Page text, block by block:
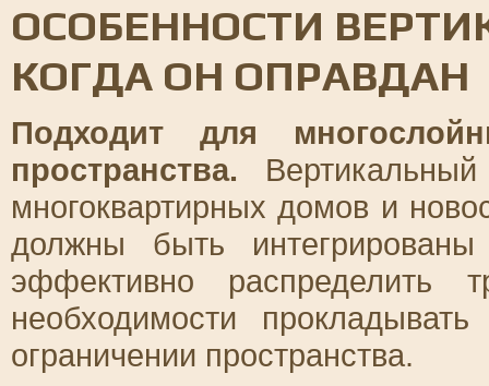
ОСОБЕННОСТИ
КОГДА ОН ОПРАВДАН
Подходит для
пространства.
многоквартирных домов и
должны быть
эффективно
необходимости
ограничении пространства.